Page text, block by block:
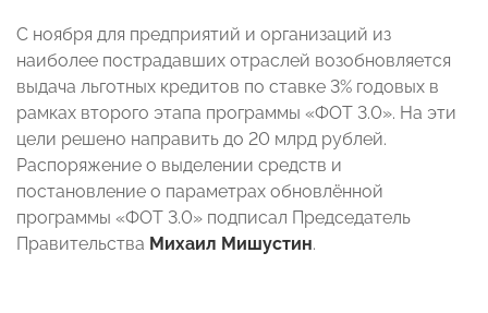
С ноября для предприятий и организаций из
наиболее пострадавших отраслей возобновляется
выдача льготных кредитов по ставке 3% годовых в
рамках второго этапа программы «ФОТ 3.0». На эти
цели решено направить до 20 млрд рублей.
Распоряжение о выделении средств и
постановление о параметрах обновлённой
программы «ФОТ 3.0» подписал Председатель
Правительства Михаил Мишустин.